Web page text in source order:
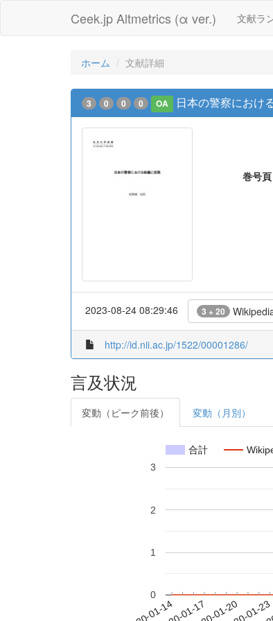
Ceek.jp Altmetrics (α ver.) 文献ラ
ホーム 文献詳細
3 0 0 0 OA 日本の警察におけ
巻号
2023-08-24 08:29:46 3 + 20
http://id.nii.ac.jp/1522/00001286/
言及状況
変動（ピーク前後） 変動（月別）
合計
0
1
2
3